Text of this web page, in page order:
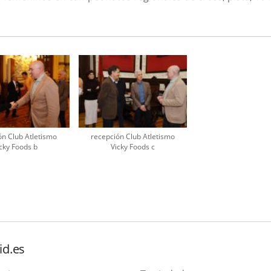
Club Atletismo
Foods b
recepción Club Atletismo
Vicky Foods c